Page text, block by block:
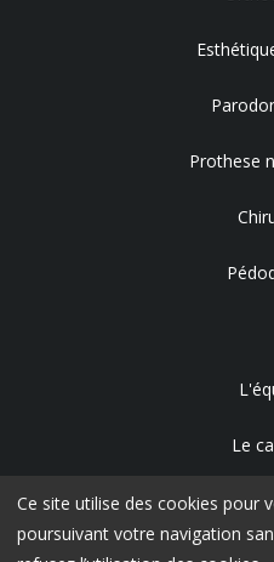
Prothese
Le
Ce site utilise des cookies pour
poursuivant votre navigation